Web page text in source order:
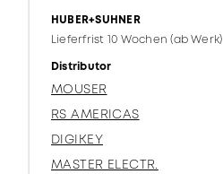
HUBER+SUHNER
Lieferfrist 10 Wochen (ab Werk)
Distributor
MOUSER
RS AMERICAS
DIGIKEY
MASTER ELECTR.